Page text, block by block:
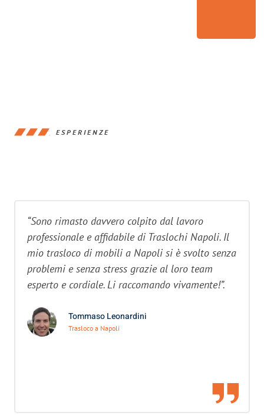
ESPERIENZE
“Sono rimasto davvero colpito dal lavoro
professionale e affidabile di Traslochi Napoli. Il
mio trasloco di mobili a Napoli si è svolto senza
problemi e senza stress grazie al loro team
esperto e cordiale. Li raccomando vivamente!”.
Tommaso Leonardini
Trasloco a Napoli